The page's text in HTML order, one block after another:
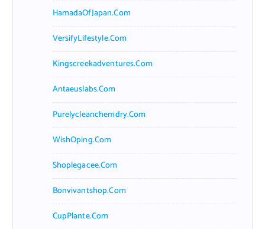
HamadaOfJapan.com
VersifyLifestyle.com
Kingscreekadventures.com
Antaeuslabs.com
Purelycleanchemdry.com
WishOping.com
Shoplegacee.com
Bonvivantshop.com
CupPlante.com